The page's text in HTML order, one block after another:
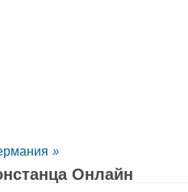
»
Oнлайн